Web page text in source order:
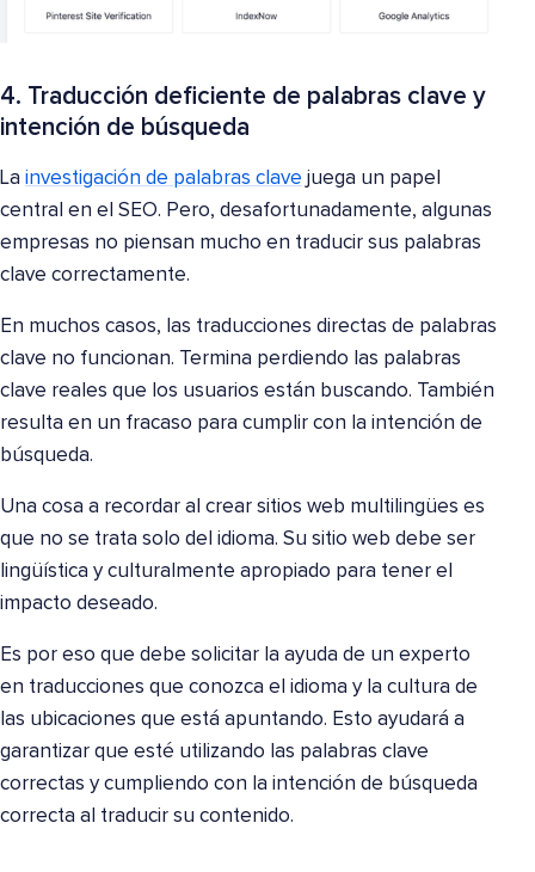
4. Traducción deficiente de palabras clave y
intención de búsqueda
La investigación de palabras clave juega un papel
central en el SEO. Pero, desafortunadamente, algunas
empresas no piensan mucho en traducir sus palabras
clave correctamente.
En muchos casos, las traducciones directas de palabras
clave no funcionan. Termina perdiendo las palabras
clave reales que los usuarios están buscando. También
resulta en un fracaso para cumplir con la intención de
búsqueda.
Una cosa a recordar al crear sitios web multilingües es
que no se trata solo del idioma. Su sitio web debe ser
lingüística y culturalmente apropiado para tener el
impacto deseado.
Es por eso que debe solicitar la ayuda de un experto
en traducciones que conozca el idioma y la cultura de
las ubicaciones que está apuntando. Esto ayudará a
garantizar que esté utilizando las palabras clave
correctas y cumpliendo con la intención de búsqueda
correcta al traducir su contenido.